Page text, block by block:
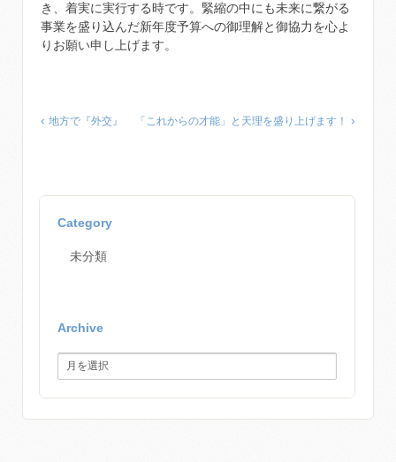
き、着実に実行する時です。緊縮の中にも未来に繋がる
事業を盛り込んだ新年度予算への御理解と御協力を心よ
りお願い申し上げます。
‹ 地方で『外交』 「これからの才能」と天理を盛り上げます！ ›
Category
未分類
Archive
Archive